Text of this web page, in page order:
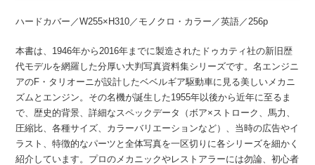
ハードカバー／W255×H310／モノクロ・カラー／英語／256p
本書は、1946年から2016年までに製造されたドゥカティ社の新旧歴
代モデルを網羅した分厚い大判写真資料集シリーズです。名エンジニ
アのF・タリオーニが設計したベベルギア駆動車に見る美しいメカニ
ズムとエンジン。その名機が誕生した1955年以後から近年に至るま
で、歴史的背景、詳細なスペックデータ（ボア×ストローク、馬力、
圧縮比、各種サイズ、カラーバリエーションなど）、当時の広告やイ
ラスト、特徴的なパーツと全体写真を一区切りに各シリーズを細かく
紹介しています。プロのメカニックやレストアラーには勿論、初心者